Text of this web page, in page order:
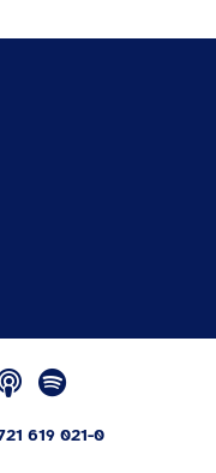
619 021-0